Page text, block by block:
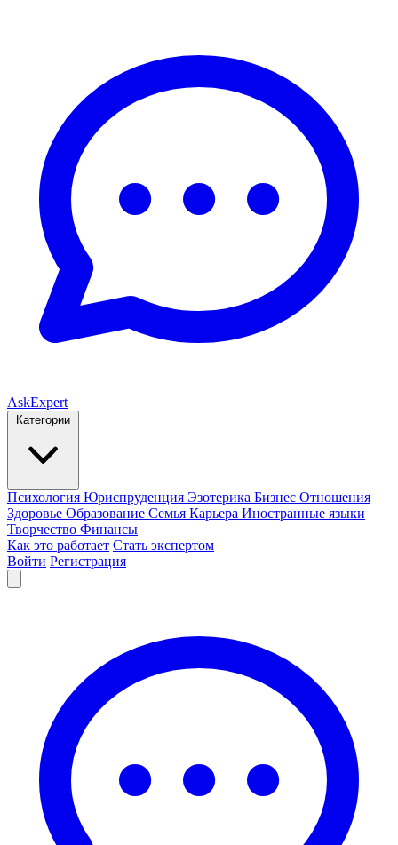
AskExpert
Категории
Психология Юриспруденция Эзотерика Бизнес Отношения
Здоровье Образование Семья Карьера Иностранные языки
Творчество Финансы
Как это работает Стать экспертом
Войти Регистрация